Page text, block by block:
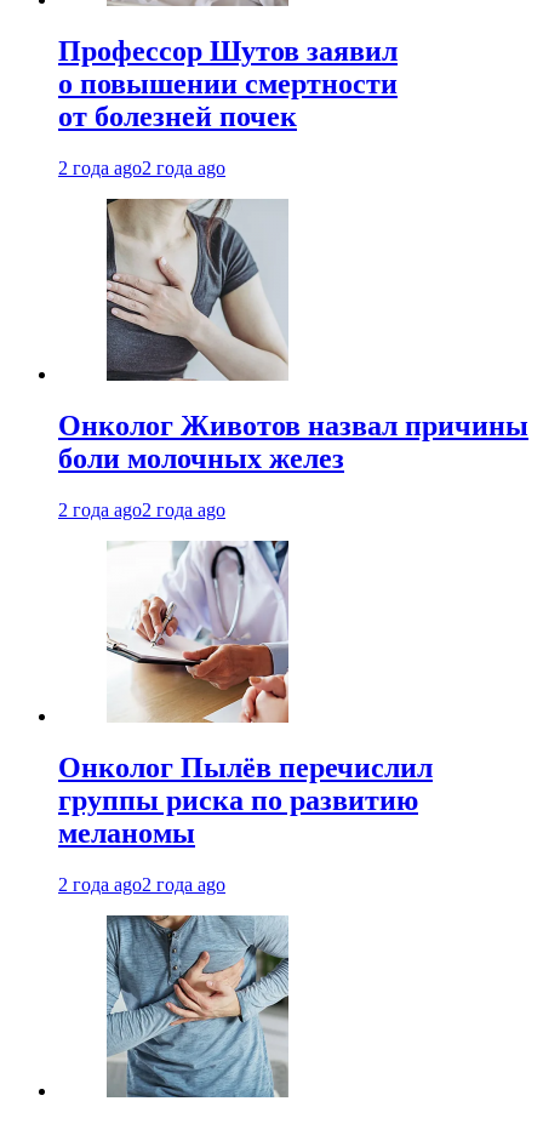
Профессор Шутов заявил
о повышении смертности
от болезней почек
2 года ago2 года ago
Онколог Животов назвал причины
боли молочных желез
2 года ago2 года ago
Онколог Пылёв перечислил
группы риска по развитию
меланомы
2 года ago2 года ago